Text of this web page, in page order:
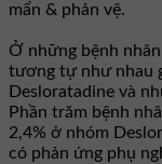
mẩn & phản vệ.
Ở những bệnh
tương tự như nhau
Desloratadine và
Phần trăm bệnh
2,4% ở nhóm
có phản ứng phụ